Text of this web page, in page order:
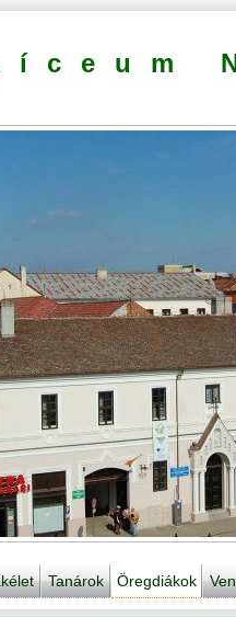
Tanárok Öregdiákok